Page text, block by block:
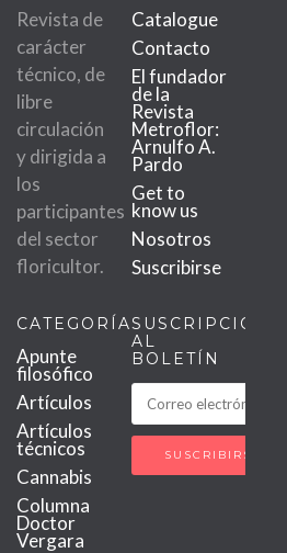
Revista de
carácter
técnico, de
libre
circulación
y dirigida a
los
participantes
del sector
floricultor.
Catalogue
Contacto
El fundador
de la
Revista
Metroflor:
Arnulfo A.
Pardo
Get to
know us
Nosotros
Suscribirse
CATEGORÍAS
Apunte
filosófico
Artículos
Artículos
técnicos
Cannabis
Columna
Doctor
Vergara
SUSCRIPCIÓN
AL
BOLETÍN